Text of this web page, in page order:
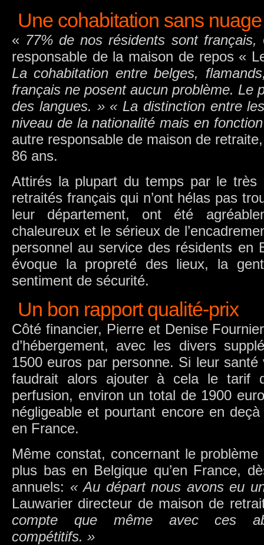
Une cohabitation sans nuage
« 77% de nos résidents sont français,
responsable de la maison de repos «
La cohabitation entre belges,
français ne posent aucun problème. Le
des langues. » « La distinction entre
niveau de la nationalité mais en
autre responsable de maison de
86 ans.
Attirés la plupart du temps par le très
retraités français qui n’ont hélas pas
leur département, ont été
chaleureux et le sérieux de
personnel au service des résidents en
évoque la propreté des lieux, la
sentiment de sécurité.
Un bon rapport qualité-prix
Côté financier, Pierre et Denise
d’hébergement, avec les divers
1500 euros par personne. Si leur
faudrait alors ajouter à cela le tarif
perfusion, environ un total de 1900
négligeable et pourtant encore en
en France.
Même constat, concernant le problème
plus bas en Belgique qu’en France,
annuels: « Au départ nous avons eu
Lauwarier directeur de maison de
compte que même avec ces
compétitifs. »